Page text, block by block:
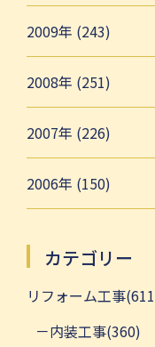
2009年 (243)
2008年 (251)
2007年 (226)
2006年 (150)
カテゴリー
リフォーム工事
内装工事(360)